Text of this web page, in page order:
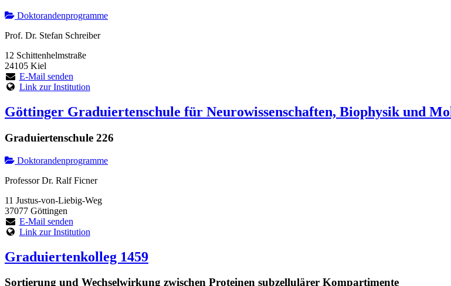
Doktorandenprogramme
Prof. Dr. Stefan Schreiber
12 Schittenhelmstraße
24105 Kiel
E-Mail senden
Link zur Institution
Göttinger Graduiertenschule für Neurowissenschaften, Biophysik und
Graduiertenschule 226
Doktorandenprogramme
Professor Dr. Ralf Ficner
11 Justus-von-Liebig-Weg
37077 Göttingen
E-Mail senden
Link zur Institution
Graduiertenkolleg 1459
Sortierung und Wechselwirkung zwischen Proteinen subzellulärer Kompartimente